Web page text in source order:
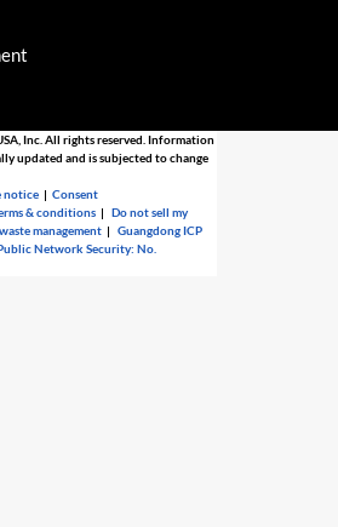
Inc. All rights reserved. Information
updated and is subjected to change
notice |Consent
& conditions |Do not sell my
management |Guangdong ICP
Network Security: No.